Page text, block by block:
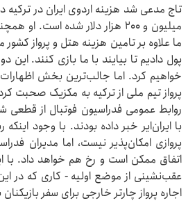
تاج مدعی شد هزینه اردوی ایران در ترکیه
میلیون و ۲۰۰ هزار دلار شده
پول دادیم تا بیایند با ما بازی کنند.
خواهیم کرد. اما جالب‌ترین بخش اظهارات
پرواز تیم ملی از ترکیه به مکزیک صحبت
روابط عمومی فدراسیون فوتبال از قطعی
با ایران‌ایر خبر داده بودند. با وجود
پروازی امکان‌پذیر نیست، اما مدیران
اتفاق ممکن است و رخ هم خواهد داد. با
عقب‌نشینی از موضع اولیه - کاری که در این
اجاره پرواز چارتر خارجی برای سفر